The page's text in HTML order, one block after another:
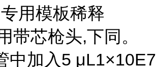
用模板稀释
带芯枪头,下同。
中加入5 μL1×10E7